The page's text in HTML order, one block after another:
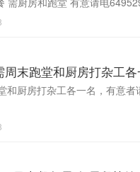
周末跑堂和厨房打杂工
和厨房打杂工各一名，有意者